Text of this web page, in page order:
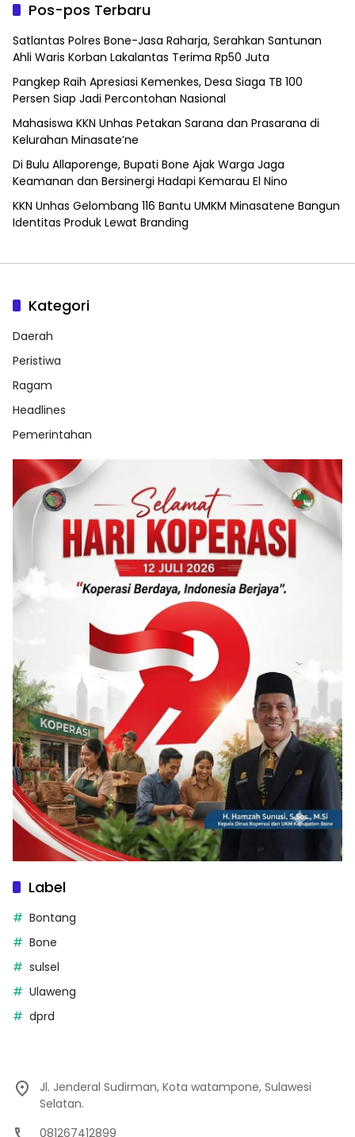
Pos-pos Terbaru
Satlantas Polres Bone-Jasa Raharja, Serahkan Santunan
Ahli Waris Korban Lakalantas Terima Rp50 Juta
Pangkep Raih Apresiasi Kemenkes, Desa Siaga TB 100
Persen Siap Jadi Percontohan Nasional
Mahasiswa KKN Unhas Petakan Sarana dan Prasarana di
Kelurahan Minasate’ne
Di Bulu Allaporenge, Bupati Bone Ajak Warga Jaga
Keamanan dan Bersinergi Hadapi Kemarau El Nino
KKN Unhas Gelombang 116 Bantu UMKM Minasatene Bangun
Identitas Produk Lewat Branding
Kategori
Daerah
Peristiwa
Ragam
Headlines
Pemerintahan
Label
Bontang
Bone
sulsel
Ulaweng
dprd
Jl. Jenderal Sudirman, Kota watampone, Sulawesi
Selatan.
081267412899